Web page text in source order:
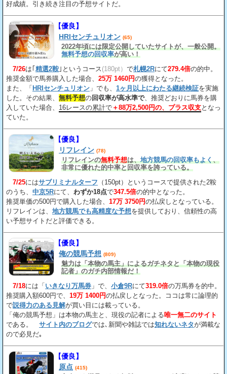
好成績。引き続き注目の予想サイトだ。
【優良】
HRIセンチュリオン (65)
2022年頃には限定公開していたサイトが、一般公開。
無料予想の回収率が高い！
7/26は｢ 精選2鞍 ｣というコース(180pt） で札幌2Rにて279.4倍の的中。
推奨金額で馬券購入した場合、 25万 1460円の獲得となった。
また、「 HRIセンチュリオン 」でも、 1ヶ月以上にわたる継続検証を実施
した。その結果、 無料予想の回収率が高水準で、推奨どおりに馬券を購
入していた場合、 16レースの累計で ＋88万2,500円の、プラス収支となっ
ていた。
【優良】
リフレイン (78)
リフレインの無料予想は、地方競馬の回収率もよく、
非常に優れた的中率と回収率を誇っている。
7/25にはサブリミナルターフ （150pt）というコースで提供された2鞍
のうち、 中京5Rにて、 わずか18点で347.5倍の的中となった。
推奨単価の500円で購入した場合、 17万 3750円の払戻しとなっている。
リフレインは、 地方競馬でも高精度な予想を提供しており、信頼性の高
い予想サイトだと評価できる。
【優良】
俺の競馬予想 (809)
魅力は「本物の馬主」によるガチネタと「本物の現役
記者」のガチ内部情報だ！
7/18には「 いきなり万馬券 」で、 小倉9Rにて319.0倍の万馬券を的中。
推奨購入額600円で、 19万 1400円の払戻しとなった。ココは常に論理的
で説得力のある見解が買い目には載っている。
「俺の競馬予想」は本物の馬主と、現役の記者による唯一無二のサイト
である。 サイト内のブログでは､新聞や雑誌では知れないネタが満載な
ので必見だ｡
【優良】
原点 (415)